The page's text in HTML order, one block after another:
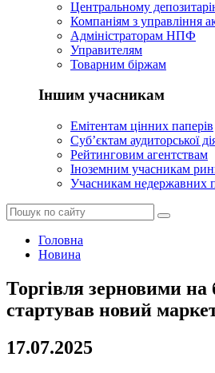
Центральному
Компаніям з управління
Адміністраторам НПФ
Управителям
Товарним біржам
Іншим учасникам
Емітентам цінних паперів
Суб’єктам аудиторської
Рейтинговим агентствам
Іноземним учасникам
Учасникам недержавних
Головна
Новина
Торгівля зерновими на
стартував новий
17.07.2025